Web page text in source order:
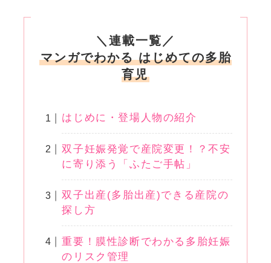
＼連載一覧／
マンガでわかる はじめての多胎
育児
はじめに・登場人物の紹介
双子妊娠発覚で産院変更！？不安
に寄り添う「ふたご手帖」
双子出産(多胎出産)できる産院の
探し方
重要！膜性診断でわかる多胎妊娠
のリスク管理